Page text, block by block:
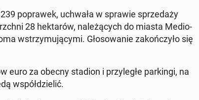
po­pra­wek, uchwała w sprawie sprze­da­ży
28 hek­ta­rów, na­le­żą­cych do miasta Me­dio­
wstrzy­mu­ją­cy­mi. Gło­so­wa­nie za­koń­czy­ło się
euro za obecny stadion i przy­le­głe par­kin­gi, na
współ­dzie­lić.